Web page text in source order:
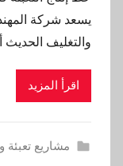
يسعد شركة
والتغليف الحديث
اقرأ المزيد
مشاريع تعبئة